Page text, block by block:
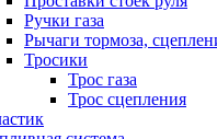
Ручки газа
Рычаги тормоза,
Тросики
Трос газа
Трос сцепления